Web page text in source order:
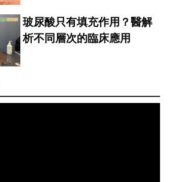
玻尿酸只有填充作用？醫解
析不同層次的臨床應用